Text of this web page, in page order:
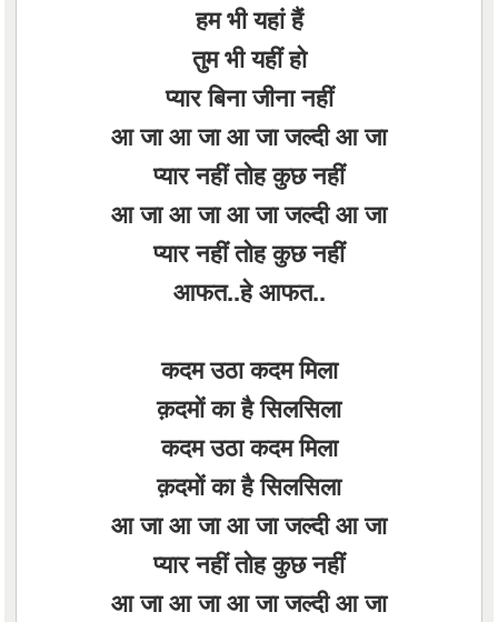
हम भी यहां हैं
तुम भी यहीं हो
प्यार बिना जीना नहीं
आ जा आ जा आ जा जल्दी आ जा
प्यार नहीं तोह कुछ नहीं
आ जा आ जा आ जा जल्दी आ जा
प्यार नहीं तोह कुछ नहीं
आफत..हे आफत..
कदम उठा कदम मिला
क़दमों का है सिलसिला
कदम उठा कदम मिला
क़दमों का है सिलसिला
आ जा आ जा आ जा जल्दी आ जा
प्यार नहीं तोह कुछ नहीं
आ जा आ जा आ जा जल्दी आ जा